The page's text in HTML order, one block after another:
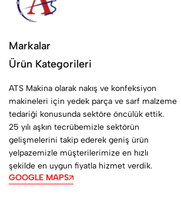
Markalar
Ürün Kategorileri
ATS Makina olarak nakış ve konfeksiyon
makineleri için yedek parça ve sarf malzeme
tedariği konusunda sektöre öncülük ettik.
25 yılı aşkın tecrübemizle sektörün
gelişmelerini takip ederek geniş ürün
yelpazemizle müşterilerimize en hızlı
şekilde en uygun fiyatla hizmet verdik.
GOOGLE MAPS